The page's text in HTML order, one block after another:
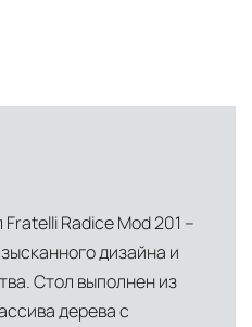
Radice Mod 201 –
дизайна и
Стол выполнен из
дерева с